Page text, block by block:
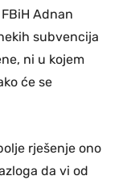
Adnan
subvencija
ni u kojem
će se
rješenje ono
da vi od